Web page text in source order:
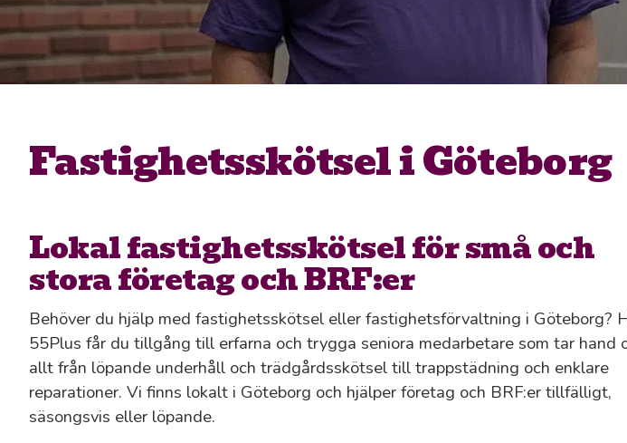
Fastighetsskötsel i Göteborg
Lokal fastighetsskötsel för små och
stora företag och BRF:er
Behöver du hjälp med fastighetsskötsel eller fastighetsförvaltning i Göteborg?
55Plus får du tillgång till erfarna och trygga seniora medarbetare som tar hand
allt från löpande underhåll och trädgårdsskötsel till trappstädning och enklare
reparationer. Vi finns lokalt i Göteborg och hjälper företag och BRF:er tillfälligt,
säsongsvis eller löpande.